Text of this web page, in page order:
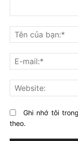
nghĩ
gì
về
bài
viết
này?
Ghi nhớ tôi
theo.